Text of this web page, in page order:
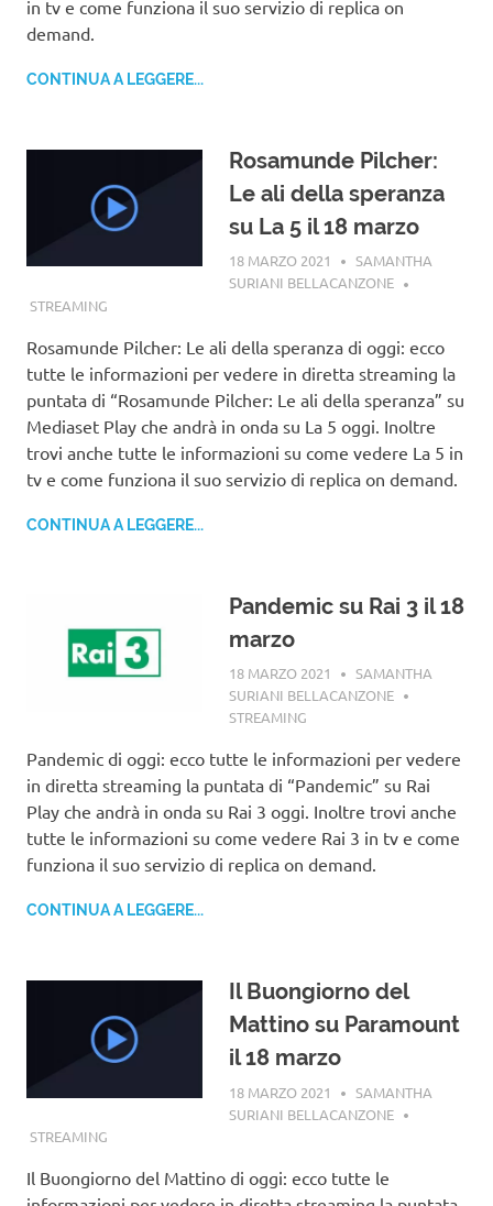
in tv e come funziona il suo servizio di replica on
demand.
CONTINUA A LEGGERE...
Rosamunde Pilcher:
Le ali della speranza
su La 5 il 18 marzo
18 MARZO 2021
SAMANTHA
SURIANI BELLACANZONE
STREAMING
Rosamunde Pilcher: Le ali della speranza di oggi: ecco
tutte le informazioni per vedere in diretta streaming la
puntata di “Rosamunde Pilcher: Le ali della speranza” su
Mediaset Play che andrà in onda su La 5 oggi. Inoltre
trovi anche tutte le informazioni su come vedere La 5 in
tv e come funziona il suo servizio di replica on demand.
CONTINUA A LEGGERE...
Pandemic su Rai 3 il 18
marzo
18 MARZO 2021
SAMANTHA
SURIANI BELLACANZONE
STREAMING
Pandemic di oggi: ecco tutte le informazioni per vedere
in diretta streaming la puntata di “Pandemic” su Rai
Play che andrà in onda su Rai 3 oggi. Inoltre trovi anche
tutte le informazioni su come vedere Rai 3 in tv e come
funziona il suo servizio di replica on demand.
CONTINUA A LEGGERE...
Il Buongiorno del
Mattino su Paramount
il 18 marzo
18 MARZO 2021
SAMANTHA
SURIANI BELLACANZONE
STREAMING
Il Buongiorno del Mattino di oggi: ecco tutte le